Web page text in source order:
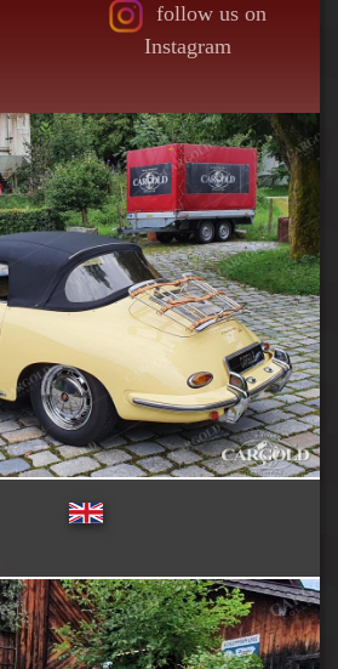
follow us on
Instagram